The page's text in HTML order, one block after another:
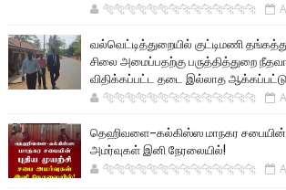
🐅🐅🐅🐅🐅🐅🐆🐆🐆🐆🐆🐆🐆🐆
வல்வெட்டித்துறையில் குட்டிமணி
சிலை அமைப்பதற்கு பருத்தித்துறை
விதிக்கப்பட்ட தடை இல்லாத
🐅🐅🐅🐅🐅🐅🐆🐆🐆🐆🐆🐆🐆🐆
தெஹிவளை–கல்கிஸ்ஸ மாநகர சபையின்
அமர்வுகள் இனி நேரலையில்!
🐅🐅🐅🐅🐅🐅🐆🐆🐆🐆🐆🐆🐆🐆